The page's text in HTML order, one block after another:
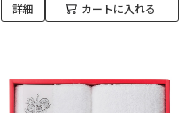
詳細 カートに入れる